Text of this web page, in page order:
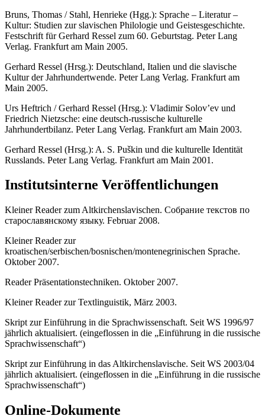
Bruns, Thomas / Stahl, Henrieke (Hgg.): Sprache – Literatur –
Kultur: Studien zur slavi­schen Philologie und Geistesgeschichte.
Festschrift für Gerhard Ressel zum 60. Geburtstag. Pe­ter Lang
Verlag. Frankfurt am Main 2005.
Gerhard Ressel (Hrsg.): Deutschland, Italien und die slavische
Kultur der Jahrhundertwen­de. Peter Lang Verlag. Frankfurt am
Main 2005.
Urs Heftrich / Gerhard Ressel (Hrsg.): Vladimir Solov’ev und
Friedrich Nietzsche: eine deutsch-russische kulturelle
Jahrhundertbilanz. Peter Lang Verlag. Frankfurt am Main 2003.
Gerhard Ressel (Hrsg.): A. S. Puškin und die kulturelle Identität
Russlands. Peter Lang Ver­lag. Frankfurt am Main 2001.
Institutsinterne Veröffentlichungen
Kleiner Reader zum Altkirchenslavischen. Собрание текстов по
старославянскому язы­ку. Februar 2008.
Kleiner Reader zur
kroatischen/serbischen/bosnischen/montenegrinischen Sprache.
Okto­ber 2007.
Reader Präsentationstechniken. Oktober 2007.
Kleiner Reader zur Textlinguistik, März 2003.
Skript zur Einführung in die Sprachwissenschaft. Seit WS 1996/97
jährlich aktualisiert. (ein­geflossen in die „Einführung in die russische
Sprachwissenschaft“)
Skript zur Einführung in das Altkirchenslavische. Seit WS 2003/04
jährlich aktualisiert. (ein­geflossen in die „Einführung in die russische
Sprachwissenschaft“)
Online-Dokumente